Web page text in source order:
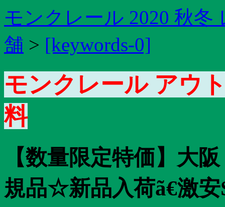
モンクレール 2020 秋冬
舗 > [keywords-0]
モンクレール アウ
料
【数量限定特価】大
規品☆新品入荷ã€激